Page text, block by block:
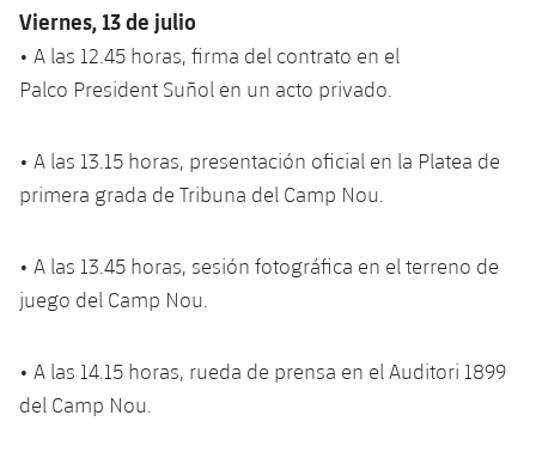
Palmarés
Clasificaciones
Historia
Jugadores
Juvenil
Alevín
PLUSICON
MÁS
Primer equipo
plusicon
más
Calendario
Entradas
Clasificaciones
plusicon
más
Actualidad
Calendario
Base
Actualidad
Junior
Campus Verano
PLUSICON
MÁS
Información general
plusicon
más
Viernes, 13 de julio
• A las 12.45 horas, firma del contrato en el
Palco President Suñol en un acto privado.
• A las 13.15 horas, presentación oficial en la Platea de
primera grada de Tribuna del Camp Nou.
• A las 13.45 horas, sesión fotográfica en el terreno de
juego del Camp Nou.
• A las 14.15 horas, rueda de prensa en el Auditori 1899
del Camp Nou.